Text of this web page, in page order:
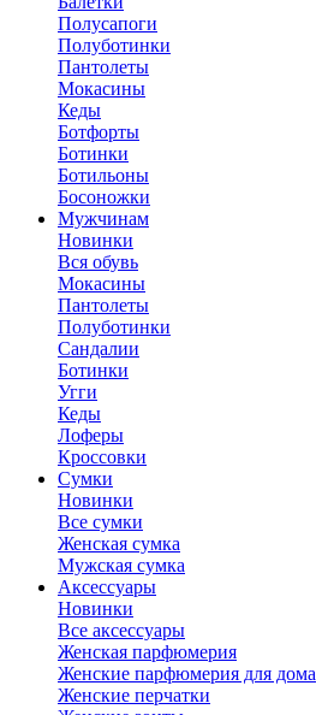
Полусапоги
Полуботинки
Пантолеты
Мокасины
Кеды
Ботфорты
Ботинки
Ботильоны
Босоножки
Мужчинам
Новинки
Вся обувь
Мокасины
Пантолеты
Полуботинки
Сандалии
Ботинки
Угги
Кеды
Лоферы
Кроссовки
Сумки
Новинки
Все сумки
Женская сумка
Мужская сумка
Аксессуары
Новинки
Все аксессуары
Женская парфюмерия
Женские парфюмерия для дома
Женские перчатки